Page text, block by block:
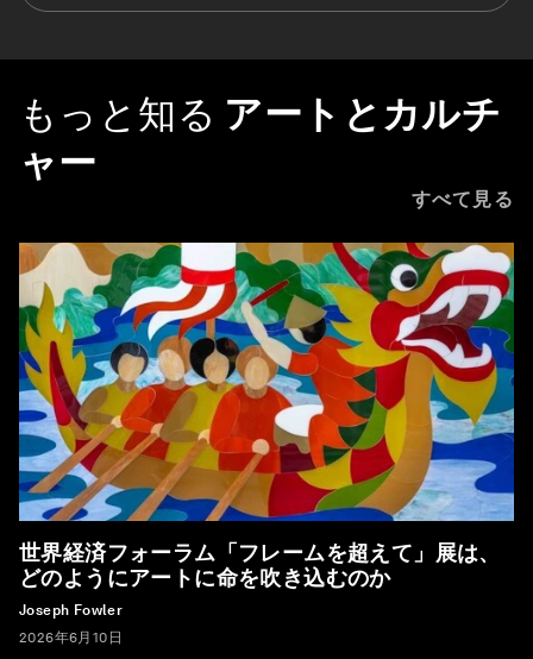
もっと知る アートとカルチ
ャー
すべて見る
世界経済フォーラム「フレームを超えて」展は、
どのようにアートに命を吹き込むのか
Joseph Fowler
2026年6月10日